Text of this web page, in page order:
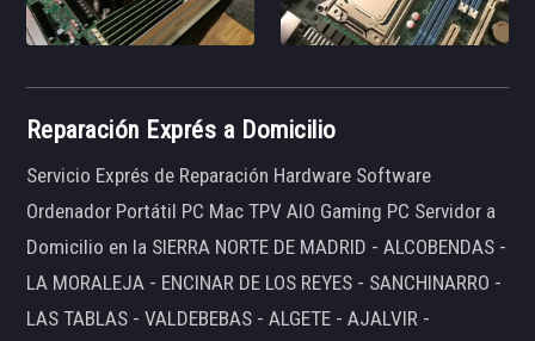
Reparación Exprés a Domicilio
Servicio Exprés de Reparación Hardware Software
Ordenador Portátil PC Mac TPV AIO Gaming PC Servidor a
Domicilio en la SIERRA NORTE DE MADRID - ALCOBENDAS -
LA MORALEJA - ENCINAR DE LOS REYES - SANCHINARRO -
LAS TABLAS - VALDEBEBAS - ALGETE - AJALVIR -